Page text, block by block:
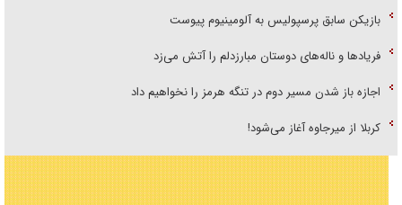
بازیکن سابق پرسپولیس به آلومینیوم پیوست
فریاد‌ها و ناله‌های دوستان مبارزدلم را آتش می‌زد
اجازه باز شدن مسیر دوم در تنگه هرمز را نخواهیم داد
کربلا از میرجاوه آغاز می‌شود!